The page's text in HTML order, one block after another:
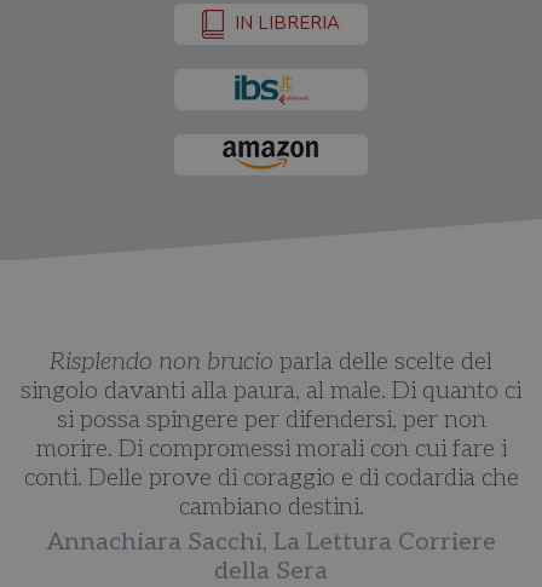
IN LIBRERIA
Risplendo non brucio parla delle scelte del
singolo davanti alla paura, al male. Di quanto ci
si possa spingere per difendersi, per non
morire. Di compromessi morali con cui fare i
conti. Delle prove di coraggio e di codardia che
cambiano destini.
Annachiara Sacchi, La Lettura Corriere
della Sera